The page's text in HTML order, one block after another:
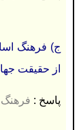
ج) فرهنگ
از حقيقت
پاسخ : فرهنگ